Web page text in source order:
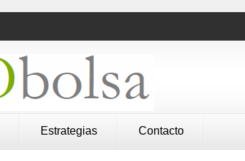
Estrategias Contacto